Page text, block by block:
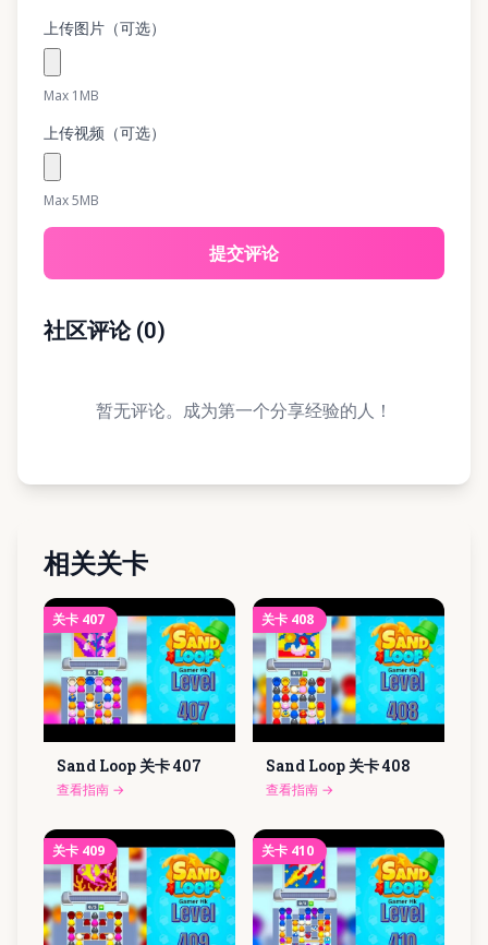
上传图片（可选）
Max 1MB
上传视频（可选）
Max 5MB
提交评论
社区评论(0)
暂无评论。成为第一个分享经验的人！
相关关卡
关卡 407
Sand Loop 关卡407
查看指南 →
关卡 408
Sand Loop 关卡408
查看指南 →
关卡 409 关卡 410